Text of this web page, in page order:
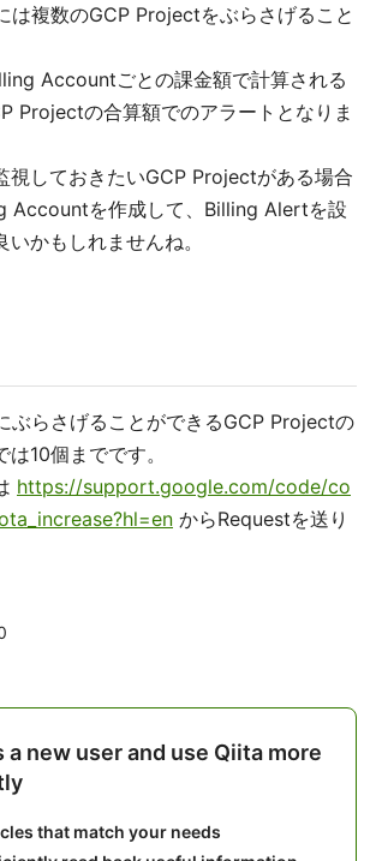
複数のGCP Projectをぶらさげること
Accountごとの課金額で計算される
Projectの合算額でのアラートとなりま
視しておきたいGCP Projectがある場合
Accountを作成して、Billing Alertを設
かもしれませんね。
ぶらさげることができるGCP Projectの
10個までです。
https://support.google.com/code/co
からRequestを送り
a new user and use Qiita more
that match your needs